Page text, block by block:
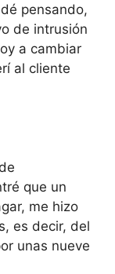
pensando,
de intrusión
a cambiar
al cliente
que un
me hizo
es decir, del
unas nueve